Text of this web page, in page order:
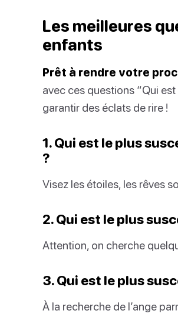
Les meilleures
enfants
Prêt à rendre votre
avec ces questions “Qui
garantir des éclats de rire !
1. Qui est le plus
?
Visez les étoiles, les rêves
2. Qui est le plus
Attention, on cherche
3. Qui est le plus
À la recherche de l’ange